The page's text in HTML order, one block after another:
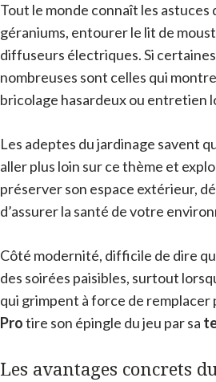
Tout le monde connaît les
géraniums, entourer le lit de
diffuseurs électriques. Si
nombreuses sont celles qui
bricolage hasardeux ou entretien
Les adeptes du jardinage savent
aller plus loin sur ce thème et
préserver son espace extérieur,
d’assurer la santé de votre
Côté modernité, difficile de dire
des soirées paisibles, surtout
qui grimpent à force de remplacer
Protire son épingle du jeu par sa
Les avantages concrets